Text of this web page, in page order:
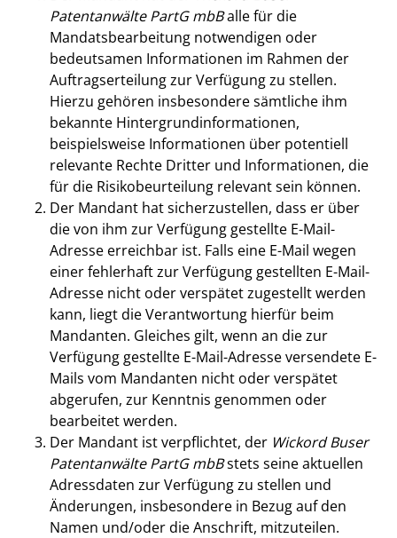
Patentanwälte PartG mbBalle für die
Mandatsbearbeitung notwendigen oder
bedeutsamen Informationen im Rahmen der
Auftragserteilung zur Verfügung zu stellen.
Hierzu gehören insbesondere sämtliche ihm
bekannte Hintergrundinformationen,
beispielsweise Informationen über potentiell
relevante Rechte Dritter und Informationen, die
für die Risikobeurteilung relevant sein können.
Der Mandant hat sicherzustellen, dass er über
die von ihm zur Verfügung gestellte E-Mail-
Adresse erreichbar ist. Falls eine E-Mail wegen
einer fehlerhaft zur Verfügung gestellten E-Mail-
Adresse nicht oder verspätet zugestellt werden
kann, liegt die Verantwortung hierfür beim
Mandanten. Gleiches gilt, wenn an die zur
Verfügung gestellte E-Mail-Adresse versendete E-
Mails vom Mandanten nicht oder verspätet
abgerufen, zur Kenntnis genommen oder
bearbeitet werden.
Der Mandant ist verpflichtet, der Wickord Buser
Patentanwälte PartG mbBstets seine aktuellen
Adressdaten zur Verfügung zu stellen und
Änderungen, insbesondere in Bezug auf den
Namen und/oder die Anschrift, mitzuteilen.